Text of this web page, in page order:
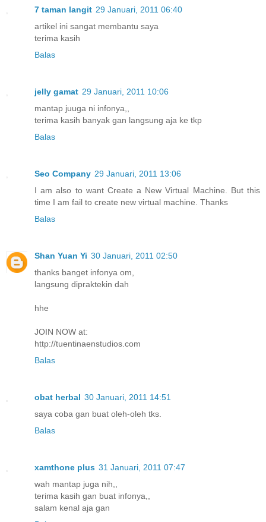
7 taman langit 29 Januari, 2011 06:40
artikel ini sangat membantu saya
terima kasih
Balas
jelly gamat 29 Januari, 2011 10:06
mantap juuga ni infonya,,
terima kasih banyak gan langsung aja ke tkp
Balas
Seo Company 29 Januari, 2011 13:06
I am also to want Create a New Virtual Machine. But this
time I am fail to create new virtual machine. Thanks
Balas
Shan Yuan Yi 30 Januari, 2011 02:50
thanks banget infonya om,
langsung dipraktekin dah
hhe
JOIN NOW at:
http://tuentinaenstudios.com
Balas
obat herbal 30 Januari, 2011 14:51
saya coba gan buat oleh-oleh tks.
Balas
xamthone plus 31 Januari, 2011 07:47
wah mantap juga nih,,
terima kasih gan buat infonya,,
salam kenal aja gan